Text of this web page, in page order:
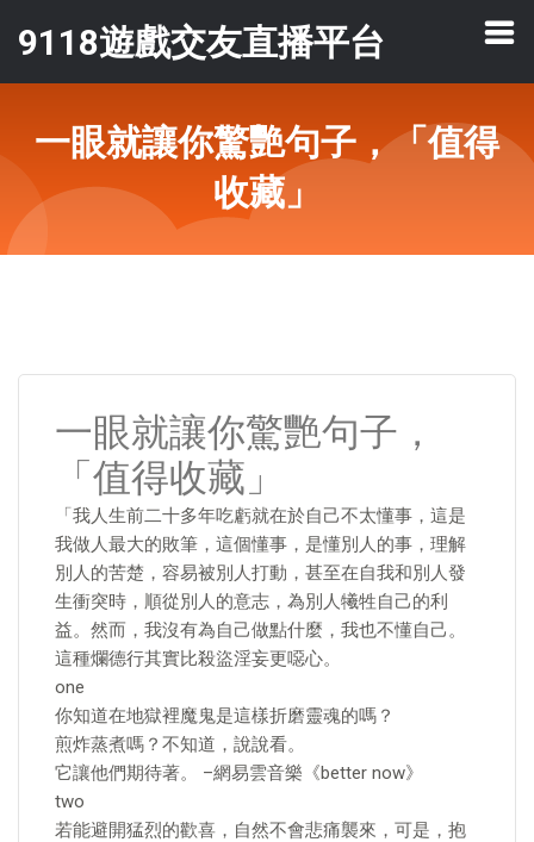
9118遊戲交友直播平台
一眼就讓你驚艷句子，「值得
收藏」
一眼就讓你驚艷句子，
「值得收藏」
「我人生前二十多年吃虧就在於自己不太懂事，這是
我做人最大的敗筆，這個懂事，是懂別人的事，理解
別人的苦楚，容易被別人打動，甚至在自我和別人發
生衝突時，順從別人的意志，為別人犧牲自己的利
益。然而，我沒有為自己做點什麼，我也不懂自己。
這種爛德行其實比殺盜淫妄更噁心。
one
你知道在地獄裡魔鬼是這樣折磨靈魂的嗎？
煎炸蒸煮嗎？不知道，說說看。
它讓他們期待著。 –網易雲音樂《better now》
two
若能避開猛烈的歡喜，自然不會悲痛襲來，可是，抱